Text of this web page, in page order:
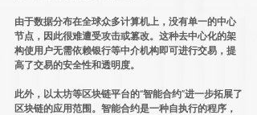
由于数据分布在全球众多计算机上，没有单一的中心
节点，因此很难遭受攻击或篡改。这种去中心化的架
构使用户无需依赖银行等中介机构即可进行交易，提
高了交易的安全性和透明度。
此外，以太坊等区块链平台的“智能合约”进一步拓展了
区块链的应用范围。智能合约是一种自执行的程序，